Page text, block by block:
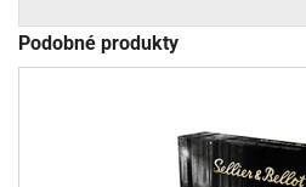
Podobné produkty